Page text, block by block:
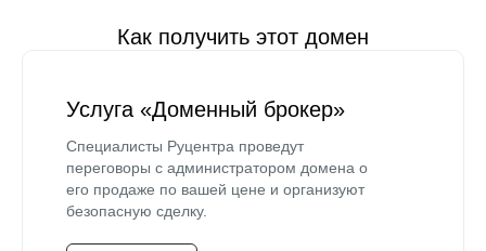
Как получить этот домен
Услуга «Доменный брокер»
Специалисты Руцентра проведут
переговоры с администратором домена о
его продаже по вашей цене и организуют
безопасную сделку.